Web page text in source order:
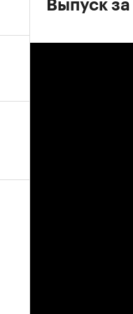
Выпуск